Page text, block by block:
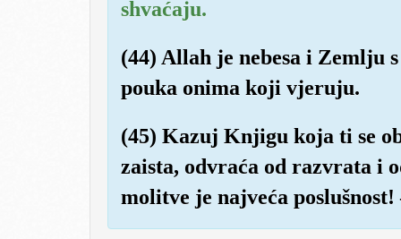
shvaćaju.
(44) Allah je nebesa i Zemlju
pouka onima koji vjeruju.
(45) Kazuj Knjigu koja ti se
zaista, odvraća od razvrata i
molitve je najveća